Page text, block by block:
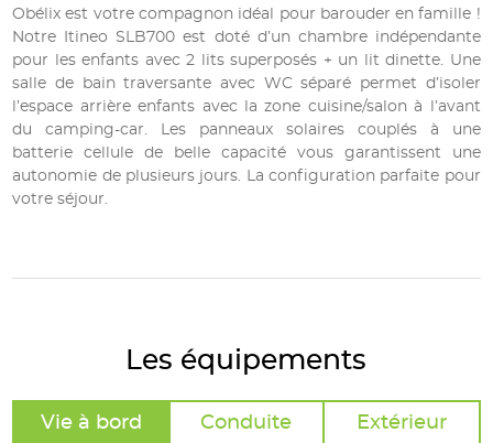
Obélix est votre compagnon idéal pour barouder en famille !
Notre Itineo SLB700 est doté d’un chambre indépendante
pour les enfants avec 2 lits superposés + un lit dinette. Une
salle de bain traversante avec WC séparé permet d’isoler
l’espace arrière enfants avec la zone cuisine/salon à l’avant
du camping-car. Les panneaux solaires couplés à une
batterie cellule de belle capacité vous garantissent une
autonomie de plusieurs jours. La configuration parfaite pour
votre séjour.
Les équipements
Vie à bord Conduite Extérieur